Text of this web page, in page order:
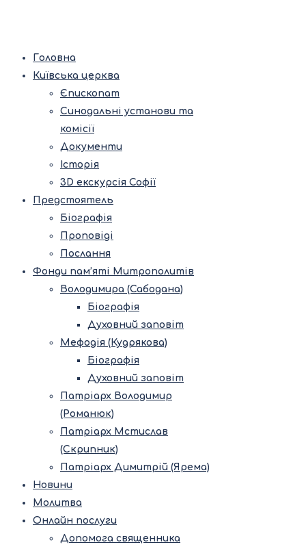
Головна
Київська церква
Єпископат
Синодальні установи та
комісії
Документи
Історія
3D екскурсія Софії
Предстоятель
Біографія
Проповіді
Послання
Фонди пам’яті Митрополитів
Володимира (Сабодана)
Біографія
Духовний заповіт
Мефодія (Кудрякова)
Біографія
Духовний заповіт
Патріарх Володимир
(Романюк)
Патріарх Мстислав
(Скрипник)
Патріарх Димитрій (Ярема)
Новини
Молитва
Онлайн послуги
Допомога священника